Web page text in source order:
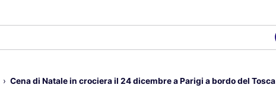
Cena di Natale in crociera il 24 dicembre a Parigi a bordo del Tosca